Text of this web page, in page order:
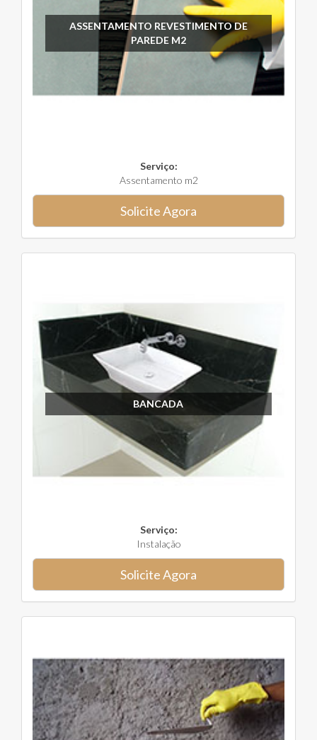
ASSENTAMENTO REVESTIMENTO DE
PAREDE M2
Serviço:
Assentamento m2
Solicite Agora
BANCADA
Serviço:
Instalação
Solicite Agora